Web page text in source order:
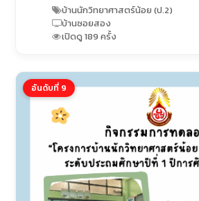
อุปถัมภ์)
บ้านนักวิทยาศาสตร์น้อย (ป.2)
บ้านซอยสอง
เปิดดู 189 ครั้ง
อันดับที่ 9